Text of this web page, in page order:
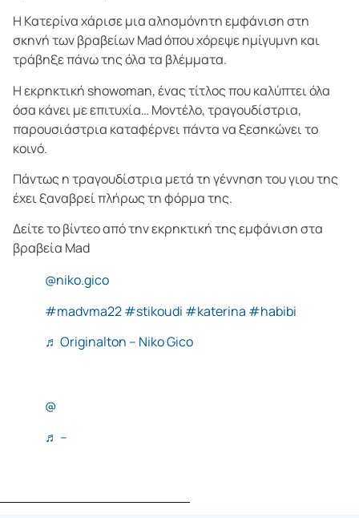
Η Κατερίνα χάρισε μια αλησμόνητη εμφάνιση στη
σκηνή των βραβείων Mad όπου χόρεψε ημίγυμνη και
τράβηξε πάνω της όλα τα βλέμματα.
Η εκρηκτική showoman, ένας τίτλος που καλύπτει όλα
όσα κάνει με επιτυχία… Μοντέλο, τραγουδίστρια,
παρουσιάστρια καταφέρνει πάντα να ξεσηκώνει το
κοινό.
Πάντως η τραγουδίστρια μετά τη γέννηση του γιου της
έχει ξαναβρεί πλήρως τη φόρμα της.
Δείτε το βίντεο από την εκρηκτική της εμφάνιση στα
βραβεία Mad
@niko.gico
#madvma22#stikoudi #katerina #habibi
♬ Originalton – Niko Gico
@
♬ –